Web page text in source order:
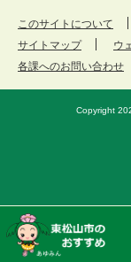
松
このサイトについて
サイトマップ
ウ
各課へのお問い合わせ
Copyright